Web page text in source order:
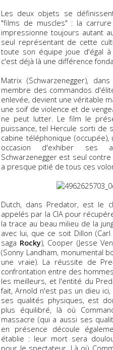
Les deux objets se
"films de muscles" : la
impressionne toujours autant
seul représentant de cette
toute son équipe joue d'égal à
c'est déjà là une différence
Matrix (Schwarzenegger),
membre des commandos
enlevée, devient une véritable
une soif de violence et de
ne peut lutter. Le film le
puissance, tel Hercule sorti de
cabine téléphonique
occasion d'exhiber ses
Schwarzenegger est seul
a presque pitié de tous ces
Dutch, dans Predator, est le
appelés par la CIA pour
la trace au beau milieu de la
avec lui, que ce soit Dillon
saga Rocky), Cooper (Jesse
(Sonny Landham, monumental
une vraie). La réussite de
confrontation entre des
les meilleurs, et l'entité du
fait, Arnold n'est pas un dieu
ses qualités physiques, est
plus équilibré, là où
massacre (qui a aussi ses
en présence découle
établie : leur mort sera